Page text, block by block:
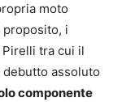
moto
i
tra cui il
debutto assoluto
componente